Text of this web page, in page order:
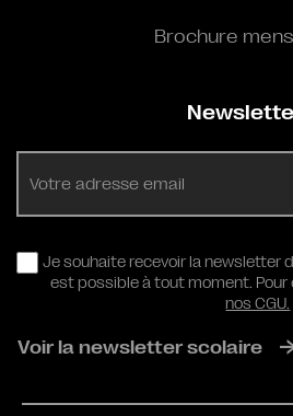
Brochure
RGPD
Je souhaite recevoir la newsletter
est possible à tout moment. Pour
nos CGU.
Voir la newsletter scolaire